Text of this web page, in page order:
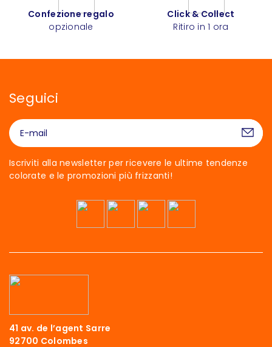
Confezione regalo
opzionale
Click & Collect
Ritiro in 1 ora
Seguici
Iscriviti alla newsletter per ricevere le ultime tendenze
colorate e le promozioni più frizzanti!
41 av. de l’agent Sarre
92700 Colombes